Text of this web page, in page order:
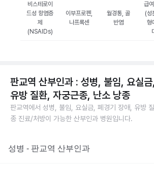
비스테로이
드성 항염증
제
(NSAIDs)
이부프로펜,
나프록센
월경통, 골
반염
급
(성
형
판교역 산부인과 : 성병, 불임, 요실
유방 질환, 자궁근종, 난소 낭종
판교역에서 성병, 불임, 요실금, 폐경기 장애, 유방
종 진료/처방이 가능한 산부인과 병원입니다.
성병 - 판교역 산부인과